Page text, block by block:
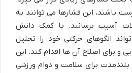
باشند، این فشارها می توانند به
آسیب برسانند. با کمک دانش
الگوهای حرکتی خود را تحلیل
و برای اصلاح آن ها اقدام کند. این
برای سلامت و دوام ورزشی